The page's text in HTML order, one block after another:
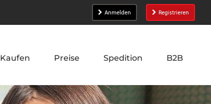
Anmelden Registrieren
Kaufen Preise Spedition B2B